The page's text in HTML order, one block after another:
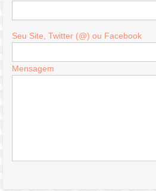
Seu Site, Twitter (@) ou Facebook
Mensagem